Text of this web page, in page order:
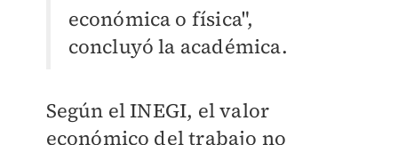
económica o física",
concluyó la académica.
Según el INEGI, el valor
económico del trabajo no